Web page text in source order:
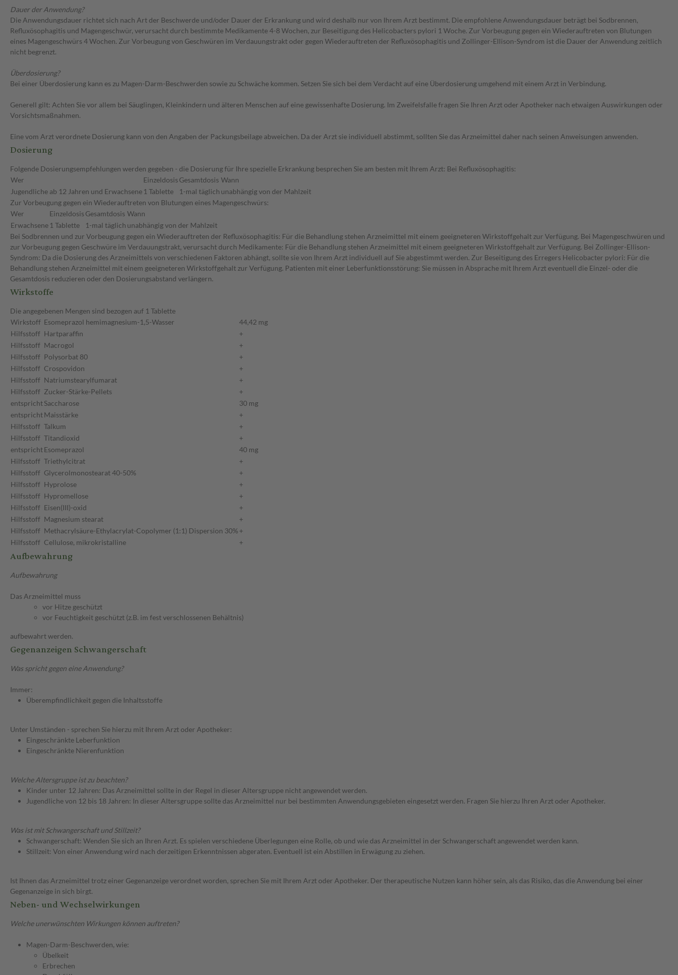
Dauer der Anwendung?
Die Anwendungsdauer richtet sich nach Art der Beschwerde und/oder Dauer der Erkrankung und wird deshalb nur von Ihrem Arzt bestimmt. Die empfohlene Anwendungsdauer beträgt bei Sodbrennen,
Refluxösophagitis und Magengeschwür, verursacht durch bestimmte Medikamente 4-8 Wochen, zur Beseitigung des Helicobacters pylori 1 Woche. Zur Vorbeugung gegen ein Wiederauftreten von Blutungen
eines Magengeschwürs 4 Wochen. Zur Vorbeugung von Geschwüren im Verdauungstrakt oder gegen Wiederauftreten der Refluxösophagitis und Zollinger-Ellison-Syndrom ist die Dauer der Anwendung zeitlich
nicht begrenzt.
Überdosierung?
Bei einer Überdosierung kann es zu Magen-Darm-Beschwerden sowie zu Schwäche kommen. Setzen Sie sich bei dem Verdacht auf eine Überdosierung umgehend mit einem Arzt in Verbindung.
Generell gilt: Achten Sie vor allem bei Säuglingen, Kleinkindern und älteren Menschen auf eine gewissenhafte Dosierung. Im Zweifelsfalle fragen Sie Ihren Arzt oder Apotheker nach etwaigen Auswirkungen oder
Vorsichtsmaßnahmen.
Eine vom Arzt verordnete Dosierung kann von den Angaben der Packungsbeilage abweichen. Da der Arzt sie individuell abstimmt, sollten Sie das Arzneimittel daher nach seinen Anweisungen anwenden.
Dosierung
Folgende Dosierungsempfehlungen werden gegeben - die Dosierung für Ihre spezielle Erkrankung besprechen Sie am besten mit Ihrem Arzt: Bei Refluxösophagitis:
Wer
Einzeldosis Gesamtdosis Wann
Jugendliche ab 12 Jahren und Erwachsene 1 Tablette 1-mal täglich unabhängig von der Mahlzeit
Zur Vorbeugung gegen ein Wiederauftreten von Blutungen eines Magengeschwürs:
Wer
Einzeldosis Gesamtdosis Wann
Erwachsene 1 Tablette 1-mal täglich unabhängig von der Mahlzeit
Bei Sodbrennen und zur Vorbeugung gegen ein Wiederauftreten der Refluxösophagitis: Für die Behandlung stehen Arzneimittel mit einem geeigneteren Wirkstoffgehalt zur Verfügung. Bei Magengeschwüren und
zur Vorbeugung gegen Geschwüre im Verdauungstrakt, verursacht durch Medikamente: Für die Behandlung stehen Arzneimittel mit einem geeigneteren Wirkstoffgehalt zur Verfügung. Bei Zollinger-Ellison-
Syndrom: Da die Dosierung des Arzneimittels von verschiedenen Faktoren abhängt, sollte sie von Ihrem Arzt individuell auf Sie abgestimmt werden. Zur Beseitigung des Erregers Helicobacter pylori: Für die
Behandlung stehen Arzneimittel mit einem geeigneteren Wirkstoffgehalt zur Verfügung. Patienten mit einer Leberfunktionsstörung: Sie müssen in Absprache mit Ihrem Arzt eventuell die Einzel- oder die
Gesamtdosis reduzieren oder den Dosierungsabstand verlängern.
Wirkstoffe
Die angegebenen Mengen sind bezogen auf 1 Tablette
Wirkstoff Esomeprazol hemimagnesium-1,5-Wasser
44,42 mg
Hilfsstoff Hartparaffin
+
Hilfsstoff Macrogol
+
Hilfsstoff Polysorbat 80
+
Hilfsstoff Crospovidon
+
Hilfsstoff Natriumstearylfumarat
+
Hilfsstoff Zucker-Stärke-Pellets
+
entsprichtSaccharose
30 mg
entsprichtMaisstärke
+
Hilfsstoff Talkum
+
Hilfsstoff Titandioxid
+
entsprichtEsomeprazol
40 mg
Hilfsstoff Triethylcitrat
+
Hilfsstoff Glycerolmonostearat 40-50%
+
Hilfsstoff Hyprolose
+
Hilfsstoff Hypromellose
+
Hilfsstoff Eisen(III)-oxid
+
Hilfsstoff Magnesium stearat
+
Hilfsstoff Methacrylsäure-Ethylacrylat-Copolymer (1:1) Dispersion 30%+
Hilfsstoff Cellulose, mikrokristalline +
Aufbewahrung
Aufbewahrung
Das Arzneimittel muss
vor Hitze geschützt
vor Feuchtigkeit geschützt (z.B. im fest verschlossenen Behältnis)
aufbewahrt werden.
Gegenanzeigen Schwangerschaft
Was spricht gegen eine Anwendung?
Immer:
Überempfindlichkeit gegen die Inhaltsstoffe
Unter Umständen - sprechen Sie hierzu mit Ihrem Arzt oder Apotheker:
Eingeschränkte Leberfunktion
Eingeschränkte Nierenfunktion
Welche Altersgruppe ist zu beachten?
Kinder unter 12 Jahren: Das Arzneimittel sollte in der Regel in dieser Altersgruppe nicht angewendet werden.
Jugendliche von 12 bis 18 Jahren: In dieser Altersgruppe sollte das Arzneimittel nur bei bestimmten Anwendungsgebieten eingesetzt werden. Fragen Sie hierzu Ihren Arzt oder Apotheker.
Was ist mit Schwangerschaft und Stillzeit?
Schwangerschaft: Wenden Sie sich an Ihren Arzt. Es spielen verschiedene Überlegungen eine Rolle, ob und wie das Arzneimittel in der Schwangerschaft angewendet werden kann.
Stillzeit: Von einer Anwendung wird nach derzeitigen Erkenntnissen abgeraten. Eventuell ist ein Abstillen in Erwägung zu ziehen.
Ist Ihnen das Arzneimittel trotz einer Gegenanzeige verordnet worden, sprechen Sie mit Ihrem Arzt oder Apotheker. Der therapeutische Nutzen kann höher sein, als das Risiko, das die Anwendung bei einer
Gegenanzeige in sich birgt.
Neben- und Wechselwirkungen
Welche unerwünschten Wirkungen können auftreten?
Magen-Darm-Beschwerden, wie:
Übelkeit
Erbrechen